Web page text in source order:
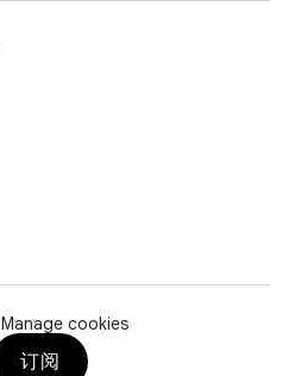
Manage cookies
订阅